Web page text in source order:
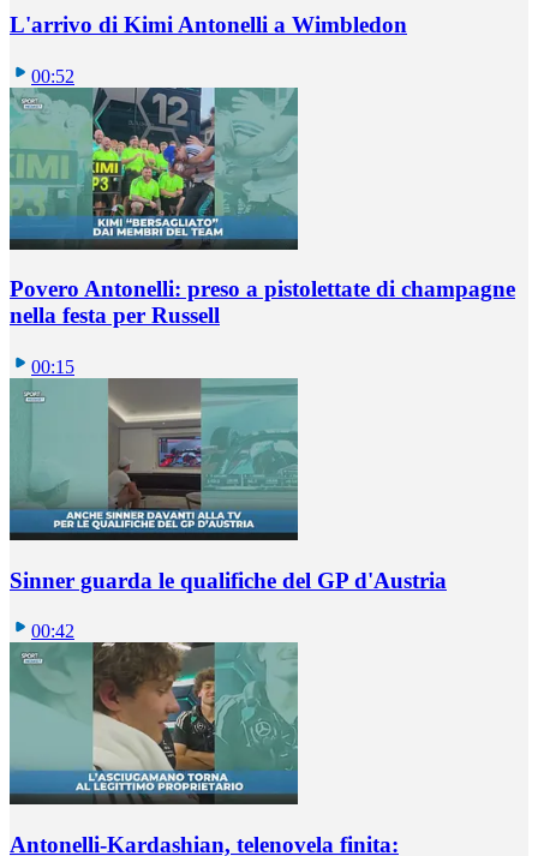
L'arrivo di Kimi Antonelli a Wimbledon
00:52
Povero Antonelli: preso a pistolettate di champagne
nella festa per Russell
00:15
Sinner guarda le qualifiche del GP d'Austria
00:42
Antonelli-Kardashian, telenovela finita: